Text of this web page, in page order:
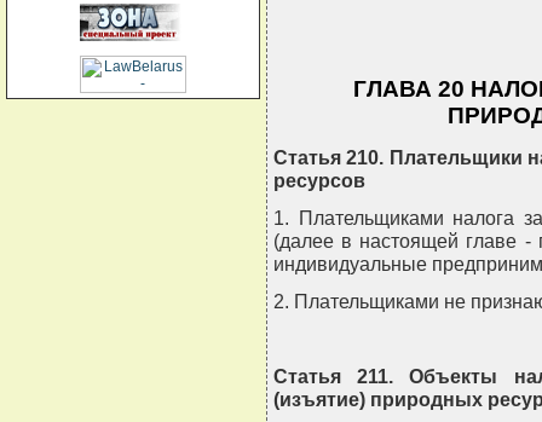
ГЛАВА 20
Статья 210. Плательщики
ресурсов
1. Плательщиками налога
(далее в настоящей главе -
индивидуальные
2. Плательщиками не
Статья 211. Объекты
(изъятие) природных